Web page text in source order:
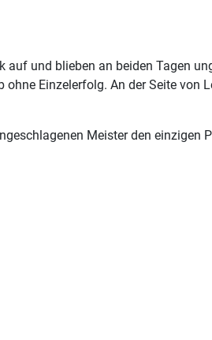
und blieben an beiden Tagen
Einzelerfolg. An der Seite von
Meister den einzigen